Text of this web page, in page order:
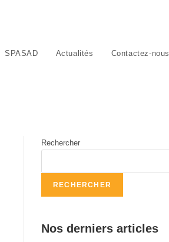
SPASAD Actualités Contactez-nous
Rechercher
RECHERCHER
Nos derniers articles